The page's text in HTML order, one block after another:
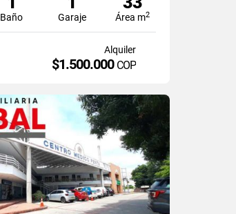
Baño Garaje Área m2
Alquiler
$1.500.000 COP